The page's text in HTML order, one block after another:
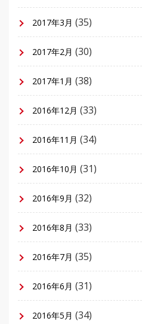
2017年3月 (35)
2017年2月 (30)
2017年1月 (38)
2016年12月 (33)
2016年11月 (34)
2016年10月 (31)
2016年9月 (32)
2016年8月 (33)
2016年7月 (35)
2016年6月 (31)
2016年5月 (34)